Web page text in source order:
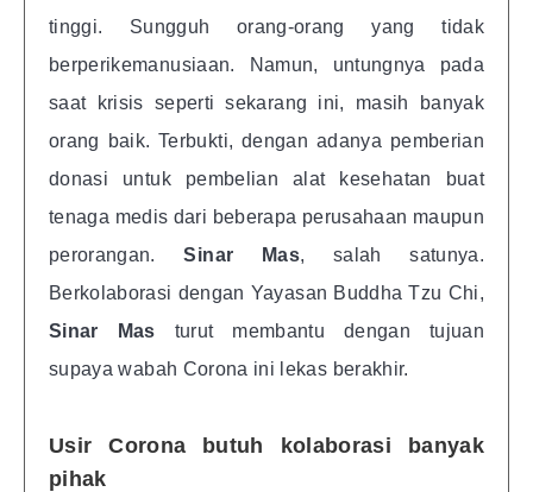
tinggi. Sungguh orang-orang yang tidak
berperikemanusiaan. Namun, untungnya pada
saat krisis seperti sekarang ini, masih banyak
orang baik. Terbukti, dengan adanya pemberian
donasi untuk pembelian alat kesehatan buat
tenaga medis dari beberapa perusahaan maupun
perorangan.
Sinar Mas, salah satunya.
Berkolaborasi dengan Yayasan Buddha Tzu Chi,
Sinar Mas turut membantu dengan tujuan
supaya wabah Corona ini lekas berakhir.
Usir Corona butuh kolaborasi banyak
pihak